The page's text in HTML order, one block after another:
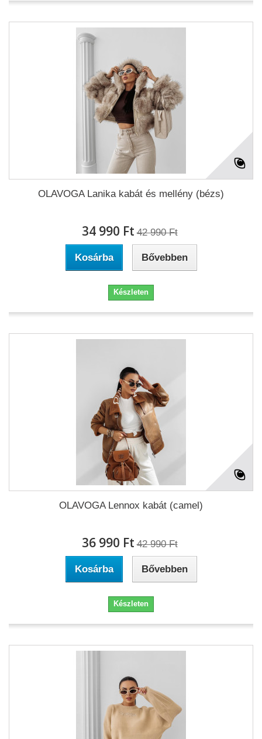
OLAVOGA Lanika kabát és mellény (bézs)
34 990 Ft‎ 42 990 Ft‎
Kosárba Bővebben
Készleten
OLAVOGA Lennox kabát (camel)
36 990 Ft‎ 42 990 Ft‎
Kosárba Bővebben
Készleten